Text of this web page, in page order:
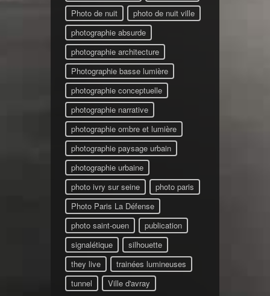
Photo de nuit
photo de nuit ville
photographie absurde
photographie architecture
Photographie basse lumière
photographie conceptuelle
photographie narrative
photographie ombre et lumière
photographie paysage urbain
photographie urbaine
photo ivry sur seine
photo paris
Photo Paris La Défense
photo saint-ouen
publication
signalétique
silhouette
they live
trainées lumineuses
tunnel
Ville d'avray